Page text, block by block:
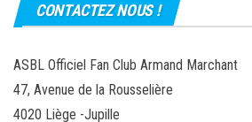
CONTACTEZ NOUS !
ASBL Officiel Fan Club Armand Marchant
47, Avenue de la Rousselière
4020 Liège -Jupille